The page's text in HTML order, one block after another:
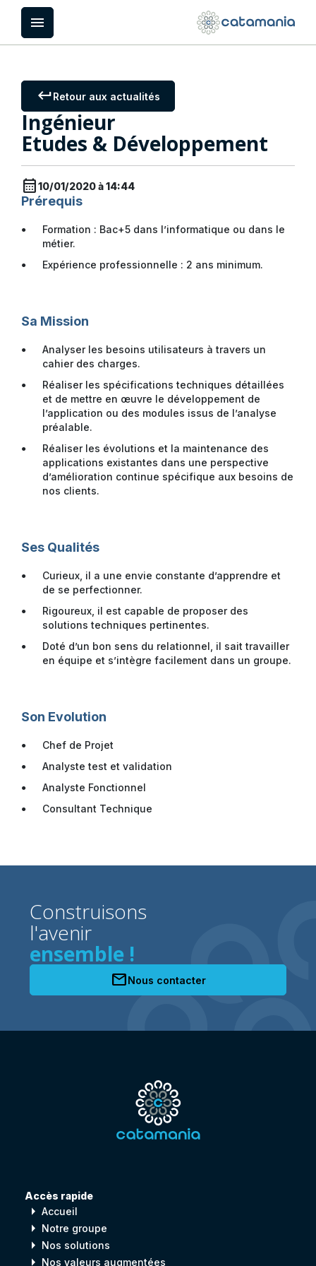
Panneau de gestion des cookies
menu
keyboard_returnRetour aux actualités
Ingénieur
Etudes & Développement
calendar_month10/01/2020 à 14:44
Prérequis
Formation : Bac+5 dans l’informatique ou dans le
métier.
Expérience professionnelle : 2 ans minimum.
Sa Mission
Analyserles besoins utilisateurs à travers un
cahier des charges.
Réaliser les spécifications techniques détaillées
et de mettre en œuvre le développement de
l’application ou des modules issus de l’analyse
préalable.
Réaliser les évolutions et la maintenance des
applications existantes dans une perspective
d’amélioration continue spécifique aux besoins de
nos clients.
Ses Qualités
Curieux, il a une envie constante d’apprendre et
de se perfectionner.
Rigoureux, il est capable de proposer des
solutions techniques pertinentes.
Doté d’un bon sens du relationnel, il saittravailler
en équipe et s’intègre facilement dans un groupe.
Son Evolution
Chef de Projet
Analyste test et validation
Analyste Fonctionnel
Consultant Technique
Construisons
l'avenir
ensemble !
mailNous contacter
Accès rapide
arrow_right Accueil
arrow_right Notre groupe
arrow_right Nos solutions
Nos valeurs augmentées